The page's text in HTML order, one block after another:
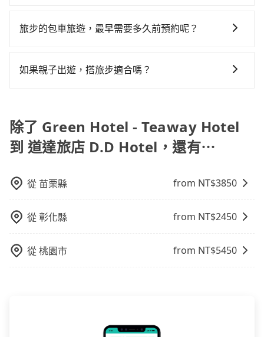
可再節省50%的交通費用。
開樂透一樣。另外，偶爾也會遇到明明已經預約了時間
說就有不小的風險。最後，雖然路邊隨租隨還看似方
載行李時，就顯得非常不便。
論在價格或服務品質上，tripool都是你從Green Hotel -
完後預定就完成，事先不用電話確認空房，事後也不用
賣的現象，便有可能到了現場卻沒房可住的窘境，所以
得便宜，但缺點就是多數要匯款並再人工確認。假如不
介意多花一點錢省下這些瑣碎的事，台灣本土的AsiaYo
或者國際Airbnb都值得推薦。
需要連續兩天的包車服務，可以在官網上分開預定兩天
旅步的包車旅遊，最早需要多久前預約呢？
提供早鳥優惠，您越早預訂就能享有更優惠的價格。所
如果親子出遊，搭旅步適合嗎？
出遊時安全更有保障。
除了 Green Hotel - Teaway Hotel
到 道達旅店 D.D Hotel，還有⋯
從 苗栗縣 from NT$3850
從彰化縣 from NT$2450
從桃園市 from NT$5450